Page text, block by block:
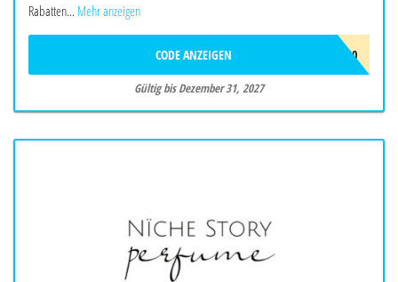
Rabatten... Mehr anzeigen
MIRU10
CODE ANZEIGEN
Gültig bis Dezember 31, 2027